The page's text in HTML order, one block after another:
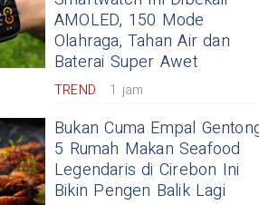
AMOLED, 150 Mode
Olahraga, Tahan Air dan
Baterai Super Awet
TREND 1 jam
Bukan Cuma Empal
5 Rumah Makan Seafood
Legendaris di Cirebon Ini
Bikin Pengen Balik Lagi